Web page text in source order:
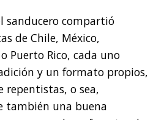
sanducero compartió
de Chile, México,
Puerto Rico, cada uno
y un formato propios,
repentistas, o sea,
también una buena